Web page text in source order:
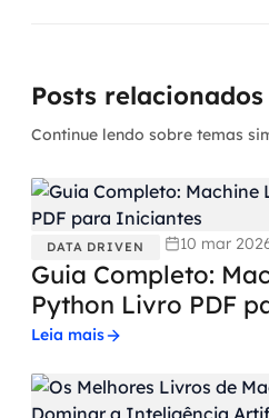
Posts relacionados
Continue lendo sobre temas
DATA DRIVEN 10 mar
Guia Completo:
Python Livro PDF
Leia mais